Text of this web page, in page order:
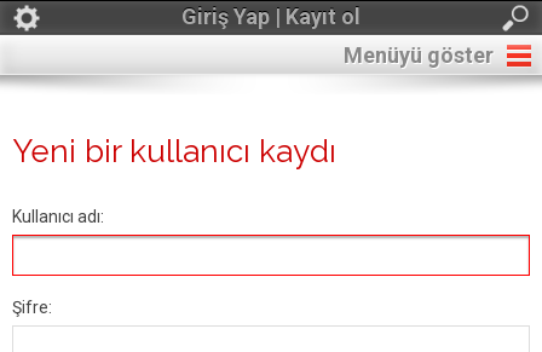
Giriş Yap | Kayıt ol
Menüyü göster
Yeni bir kullanıcı kaydı
Kullanıcı adı:
Şifre: